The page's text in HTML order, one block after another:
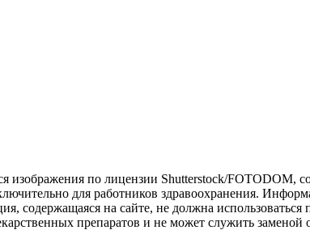
изображения по лицензии Shutterstock/FOTODOM,
для работников здравоохранения.
содержащаяся на сайте, не должна
препаратов и не может служить заменой